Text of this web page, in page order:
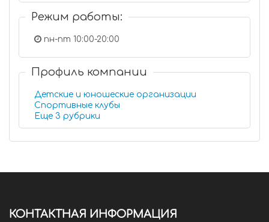
Режим работы:
пн-пт 10:00-20:00
Профиль компании
Детские и юношеские организации
Спортивные клубы
Еще 3 рубрики
КОНТАКТНАЯ ИНФОРМАЦИЯ